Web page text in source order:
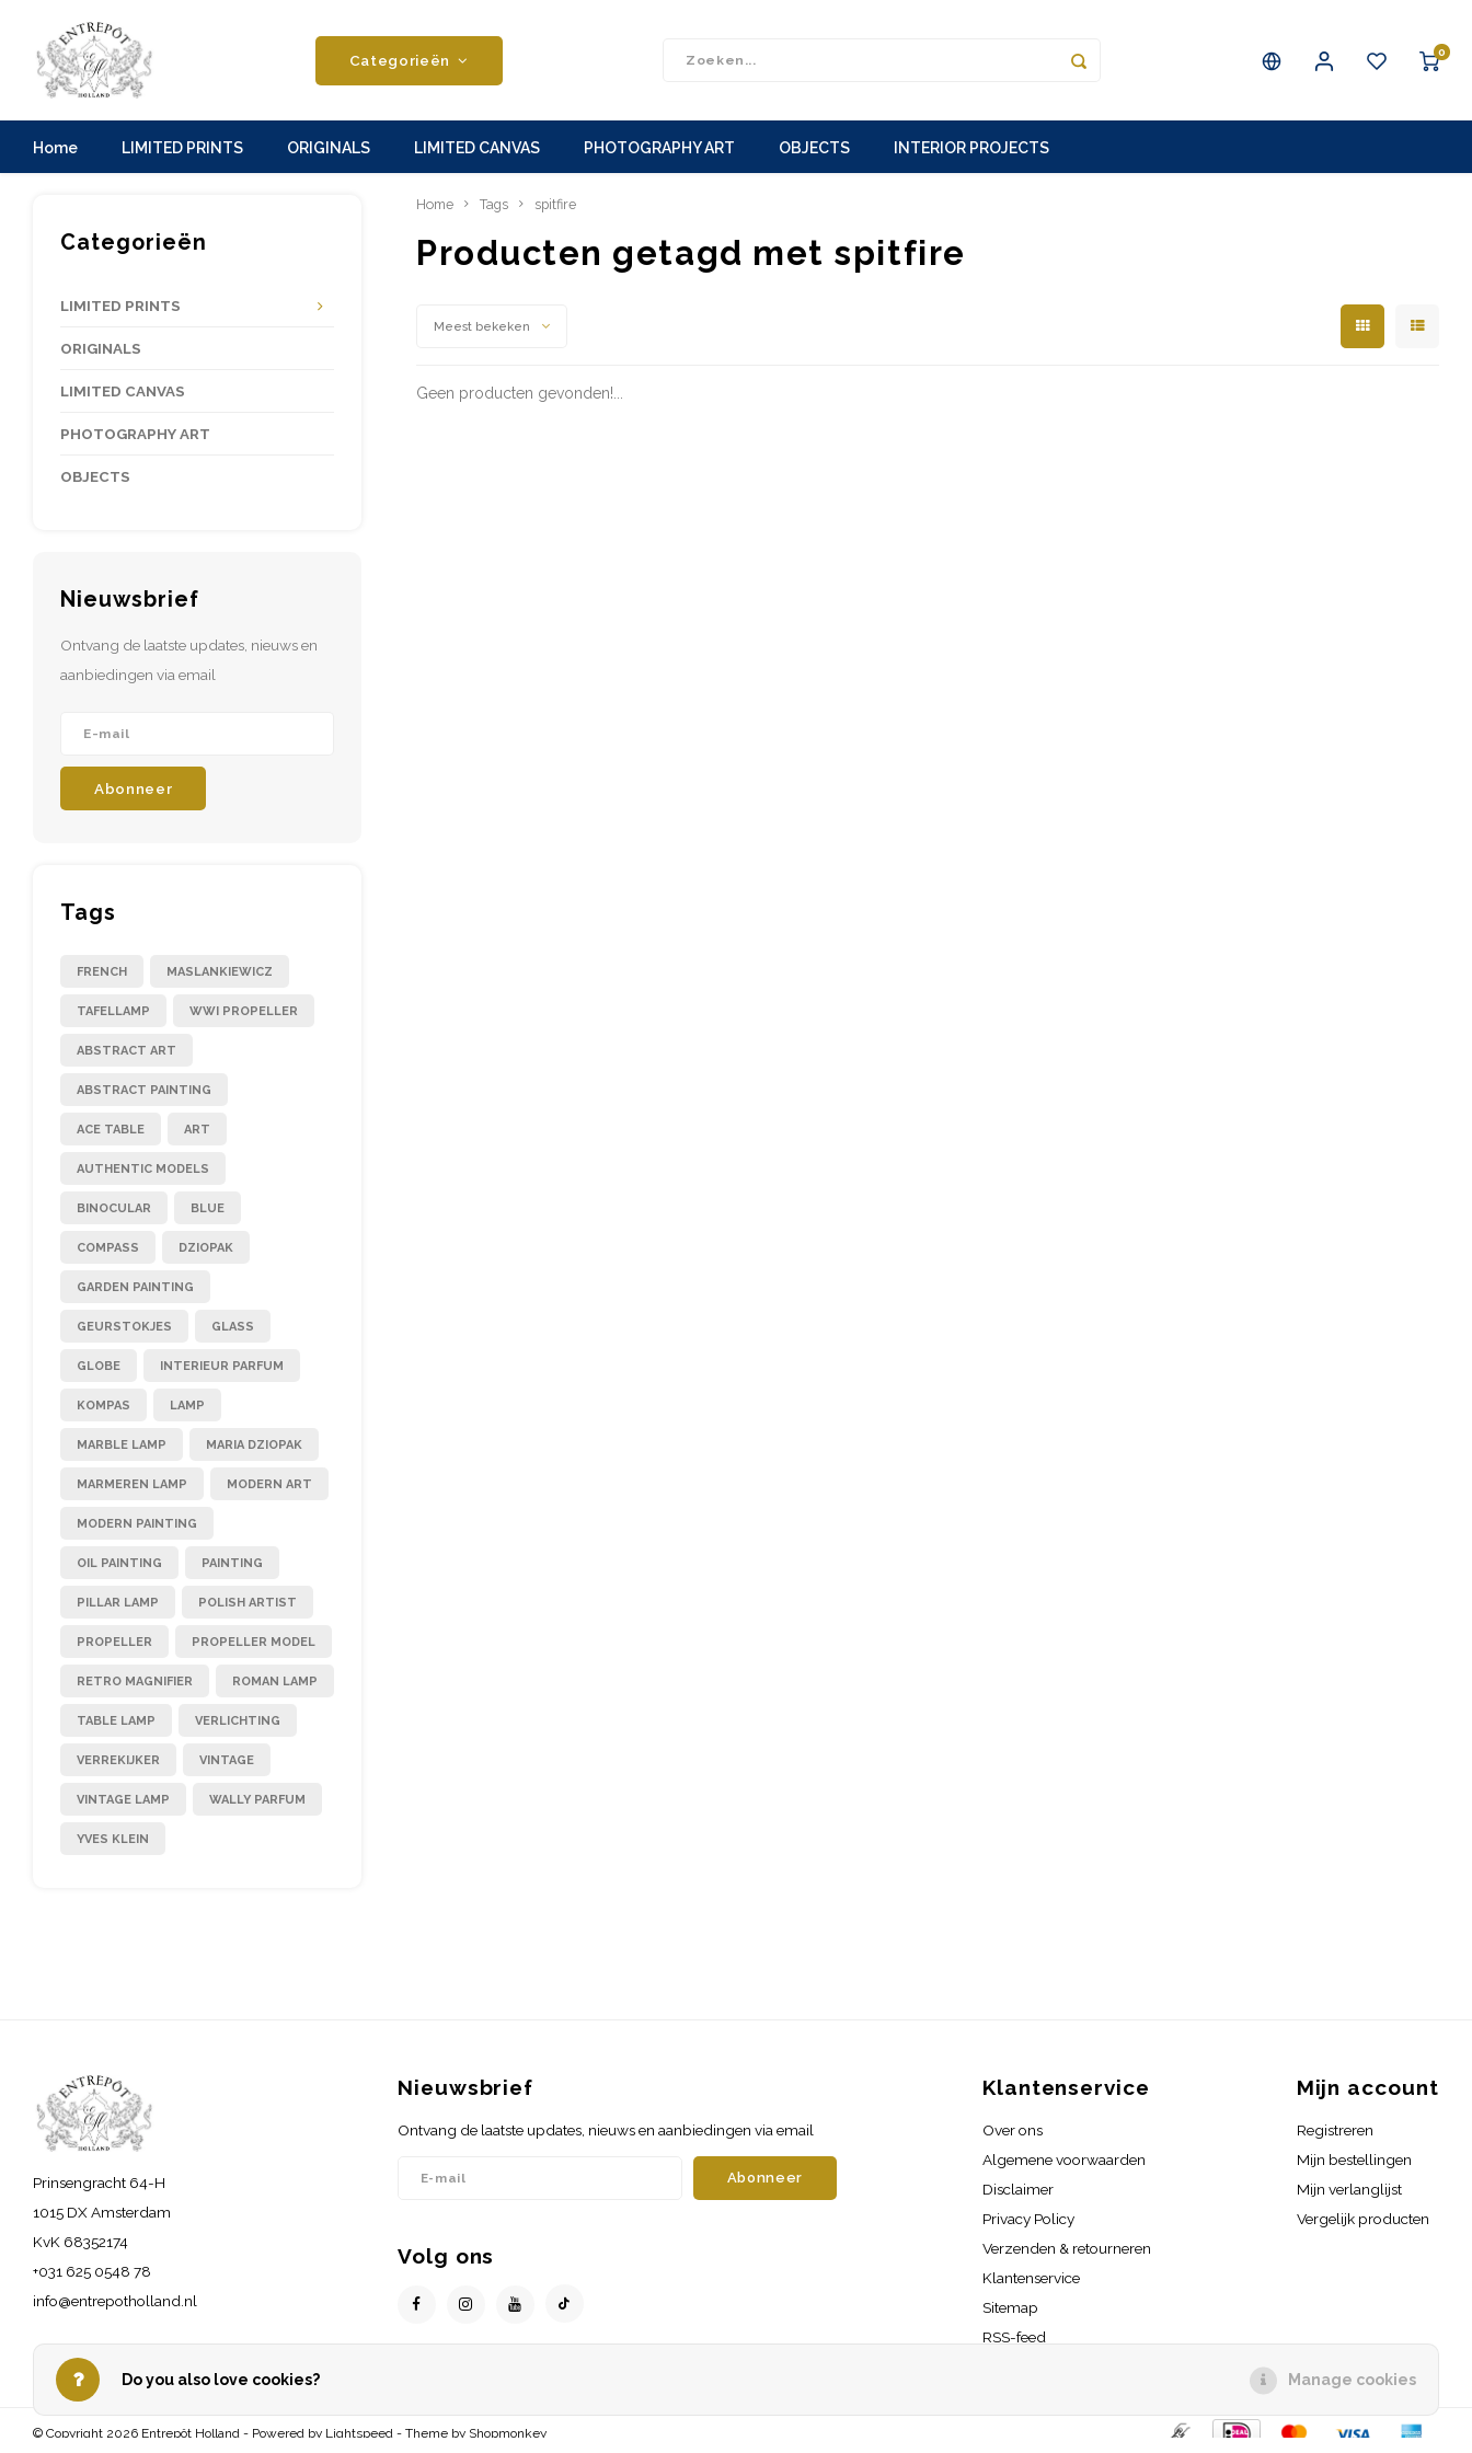
Categorieën 0
Home LIMITED PRINTS ORIGINALS LIMITED CANVAS PHOTOGRAPHY ART OBJECTS INTERIOR PROJECTS
Categorieën
LIMITED PRINTS
ORIGINALS
LIMITED CANVAS
PHOTOGRAPHY ART
OBJECTS
Nieuwsbrief
Ontvang de laatste updates, nieuws en
aanbiedingen via email
Abonneer
Tags
FRENCH MASLANKIEWICZ
TAFELLAMP WWI PROPELLER
ABSTRACT ART
ABSTRACT PAINTING
ACE TABLE ART
AUTHENTIC MODELS
BINOCULAR BLUE
COMPASS DZIOPAK
GARDEN PAINTING
GEURSTOKJES GLASS
GLOBE INTERIEUR PARFUM
KOMPAS LAMP
MARBLE LAMP MARIA DZIOPAK
MARMEREN LAMP MODERN ART
MODERN PAINTING
OIL PAINTING PAINTING
PILLAR LAMP POLISH ARTIST
PROPELLER PROPELLER MODEL
RETRO MAGNIFIER ROMAN LAMP
TABLE LAMP VERLICHTING
VERREKIJKER VINTAGE
VINTAGE LAMP WALLY PARFUM
YVES KLEIN
Home Tags spitfire
Producten getagd met spitfire
Meest bekeken
Geen producten gevonden!...
Prinsengracht 64-H
1015 DX Amsterdam
KvK 68352174
+031 625 0548 78
info@entrepotholland.nl
Nieuwsbrief
Ontvang de laatste updates, nieuws en aanbiedingen via email
Abonneer
Volg ons
Klantenservice
Over ons
Algemene voorwaarden
Disclaimer
Privacy Policy
Verzenden & retourneren
Klantenservice
Sitemap
RSS-feed
Mijn account
Registreren
Mijn bestellingen
Mijn verlanglijst
Vergelijk producten
© Copyright 2026 Entrepôt Holland - Powered by Lightspeed - Theme by Shopmonkey
Do you also love cookies? Manage cookies